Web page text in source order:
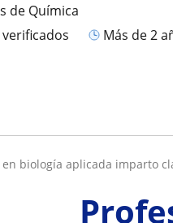
de Química
verificados
más de 2
en biología aplicada imparto